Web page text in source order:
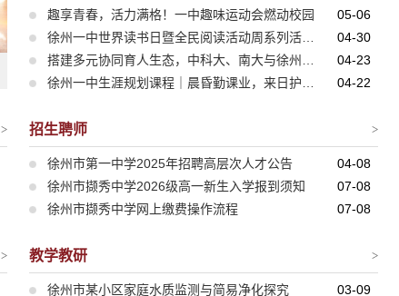
趣享青春，活力满格！一中趣味运动会燃动校园
05-06
04-30
04-23
04-22
> 招生聘师 >
徐州市第一中学2025年招聘高层次人才公告
04-08
徐州市撷秀中学2026级高一新生入学报到须知
07-08
徐州市撷秀中学网上缴费操作流程
07-08
> 教学教研 >
徐州市某小区家庭水质监测与简易净化探究
03-09